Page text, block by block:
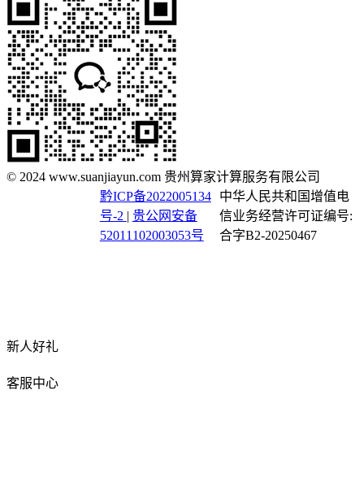
© 2024 www.suanjiayun.com 贵州算家计算服务有限公司
黔ICP备2022005134
号-2 | 贵公网安备
52011102003053号
中华人民共和国增值电
信业务经营许可证编号:
合字B2-20250467
新人好礼
客服中心